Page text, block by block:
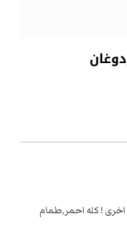
اخرى ! كله احمر,طمام